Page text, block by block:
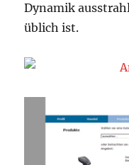
Dynamik
üblich ist.